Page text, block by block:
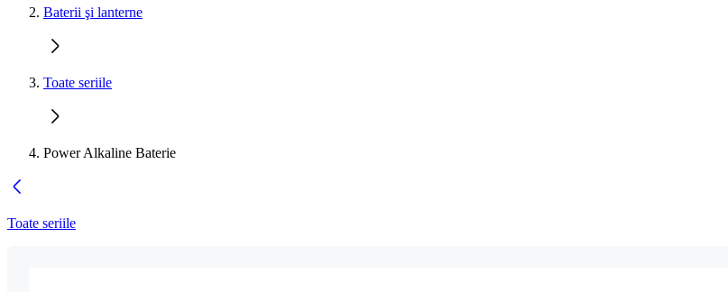
Baterii şi lanterne
Toate seriile
Power Alkaline Baterie
Toate seriile